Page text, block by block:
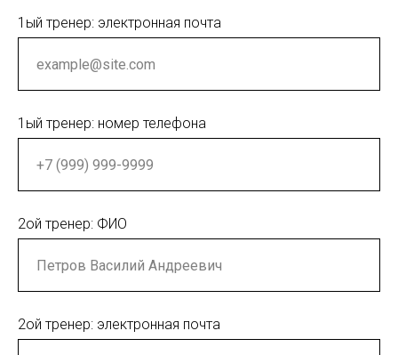
1ый тренер: электронная почта
1ый тренер: номер телефона
2ой тренер: ФИО
2ой тренер: электронная почта